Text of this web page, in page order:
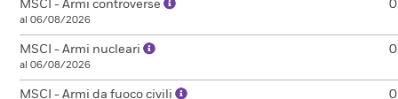
MSCI - Armi controverse
al 06/08/2026
MSCI - Armi nucleari
al 06/08/2026
MSCI - Armi da fuoco civili